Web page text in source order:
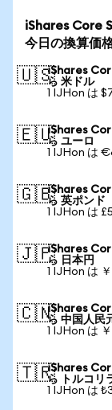
iShares Core
今日の換算価
🇺🇸iShares
ら 米ドル
1 IJHon は
🇪🇺iShares
ら ユーロ
1 IJHon は
🇬🇧iShares
ら 英ポンド
1 IJHon は
🇯🇵iShares
ら 日本円
1 IJHon は
🇨🇳iShares
ら 中国人民
1 IJHon は
🇹🇷iShares
ら トルコリ
1 IJHon は